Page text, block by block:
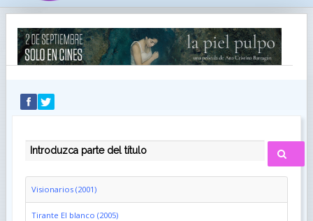
RECUÉRDEME
IDENTIFICARSE
INTRODUZCA PARTE DEL TÍTULO
Visionarios (2001)
Tirante El blanco (2005)